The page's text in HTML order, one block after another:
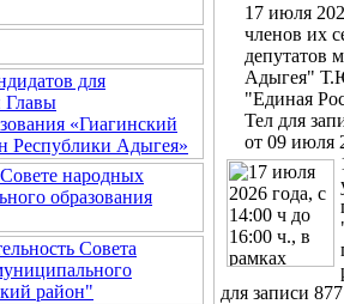
для
Главы
«Гиагинский
Республики Адыгея»
народных
образования
Совета
район"
17 июля
членов их
депутатов
Адыгея"
"Единая
Тел для
от 09 июля
для записи